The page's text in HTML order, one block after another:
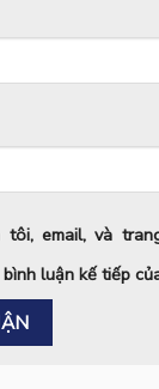
tôi, email, và
luận kế tiếp